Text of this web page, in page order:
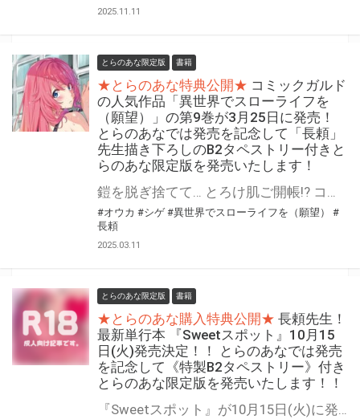
2025.11.11
とらのあな限定版 書籍
★とらのあな特典公開★ コミックガルド
の人気作品「異世界でスローライフを
（願望）」の第9巻が3月25日に発売！
とらのあなでは発売を記念して「長頼」
先生描き下ろしのB2タペストリー付きと
らのあな限定版を発売いたします！
鎧を脱ぎ捨てて… とろけ肌ご開帳!? コミックガルドの人気作品 『異世界でスローライフを（願望）』の第9巻が3月25日(火)に発売！ とらのあなでは発売を記念して「B2タペストリー付き」とらのあな限定版を発売いたします。 イラストは「長頼」先生の描き下ろしイラストです！ とらのあな限定版の数は限られていますので是非お早めにお求めください！
#オウカ #シゲ #異世界でスローライフを（願望）
#
長頼
2025.03.11
とらのあな限定版 書籍
★とらのあな購入特典公開★ 長頼先生！
最新単行本 『Sweetスポット』10月15
日(火)発売決定！！ とらのあなでは発売
を記念して《特製B2タペストリー》付き
とらのあな限定版を発売いたします！！
『Sweetスポット』が10月15日(火)に発売！！！ とらのあなでは 『Sweetスポット』発売を記念して、《特製B2タペストリー》付きとらのあな限定版をご用意しました！！ お買い逃しのないよう、是非お求めください！